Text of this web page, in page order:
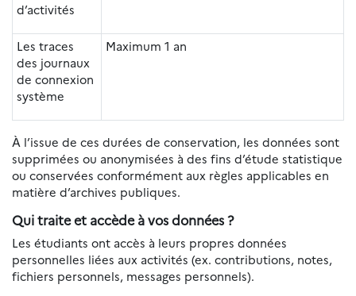
d’activités
Les traces
des journaux
de connexion
système
Maximum 1 an
À l’issue de ces durées de conservation, les données sont
supprimées ou anonymisées à des fins d’étude statistique
ou conservées conformément aux règles applicables en
matière d’archives publiques.
Qui traite et accède à vos données ?
Les étudiants ont accès à leurs propres données
personnelles liées aux activités (ex. contributions, notes,
fichiers personnels, messages personnels).